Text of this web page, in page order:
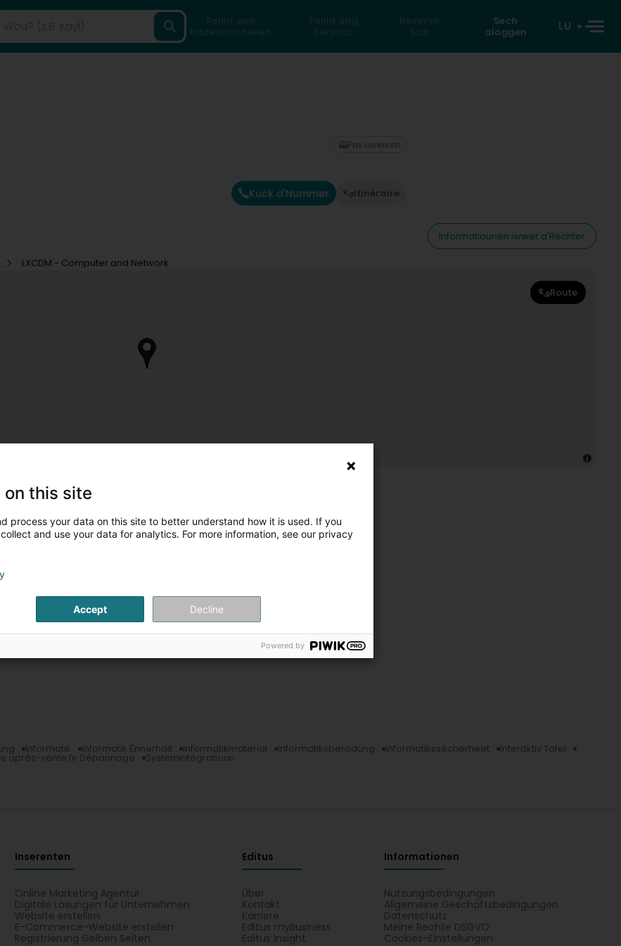
Fannt een
Professionnellen
Fannt eng
Persoun
Reverse
Sich
Sech
aloggen
LU
Kuck d'Nummer Itinéraire
Fax uweisen
Informatiounen iwwer d'Rechter
LXCDM - Computer and Network
Route
Informatik Informatik Ënnerhalt Informatikmaterial Informatiksberodung Informatikssécherheet Interaktiv Tafel
après-vente fir Dépannage Systemintegratioun
Inserenten
Online Marketing Agentur
Digitale Lösungen für Unternehmen
Website erstellen
E-Commerce-Website erstellen
Registrierung Gelben Seiten
Editus
Über
Kontakt
Karriere
Editus myBusiness
Editus Insight
Informationen
Nutzungsbedingungen
Allgemeine Geschäftsbedingungen
Datenschutz
Meine Rechte DSGVO
Cookies-Einstellungen
on this site
process your data on this site to better understand how it is used. If you
and use your data for analytics. For more information, see our privacy
Accept Decline
Powered by